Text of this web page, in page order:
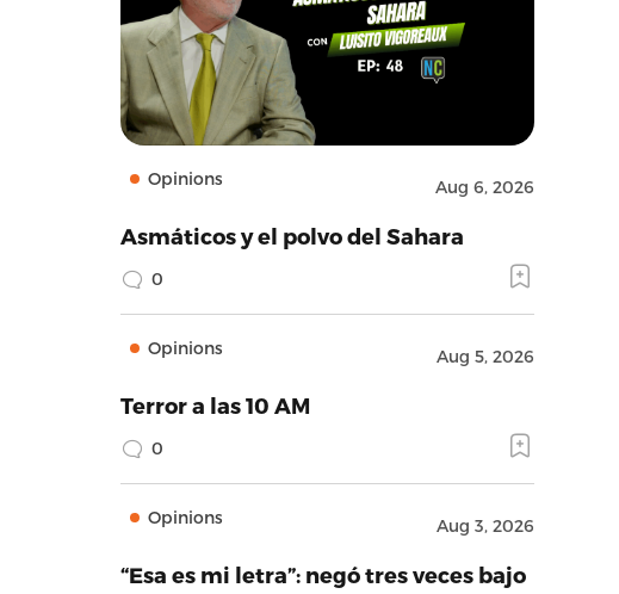
Opinions Aug 6, 2026
Asmáticos y el polvo del Sahara
0
Opinions Aug 5, 2026
Terror a las 10 AM
0
Opinions Aug 3, 2026
“Esa es mi letra”: negó tres veces bajo